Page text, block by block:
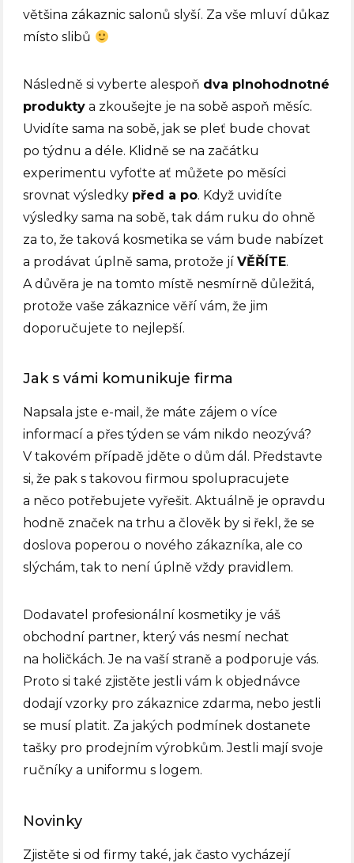
většina zákaznic salonů slyší. Za vše mluví důkaz
místo slibů
Následně si vyberte alespoň dva plnohodnotné
produkty a zkoušejte je na sobě aspoň měsíc.
Uvidíte sama na sobě, jak se pleť bude chovat
po týdnu a déle. Klidně se na začátku
experimentu vyfoťte ať můžete po měsíci
srovnat výsledky před a po. Když uvidíte
výsledky sama na sobě, tak dám ruku do ohně
za to, že taková kosmetika se vám bude nabízet
a prodávat úplně sama, protože jíVĚŘÍTE.
A důvěra je na tomto místě nesmírně důležitá,
protože vaše zákaznice věří vám, že jim
doporučujete to nejlepší.
Jak s vámi komunikuje firma
Napsala jste e-mail, že máte zájem o více
informací a přes týden se vám nikdo neozývá?
V takovém případě jděte o dům dál. Představte
si, že pak s takovou firmou spolupracujete
a něco potřebujete vyřešit. Aktuálně je opravdu
hodně značek na trhu a člověk by si řekl, že se
doslova poperou o nového zákazníka, ale co
slýchám, tak to není úplně vždy pravidlem.
Dodavatel profesionální kosmetiky je váš
obchodní partner, který vás nesmí nechat
na holičkách. Je na vaší straně a podporuje vás.
Proto si také zjistěte jestli vám k objednávce
dodají vzorky pro zákaznice zdarma, nebo jestli
se musí platit. Za jakých podmínek dostanete
tašky pro prodejním výrobkům. Jestli mají svoje
ručníky a uniformu s logem.
Novinky
Zjistěte si od firmy také, jak často vycházejí